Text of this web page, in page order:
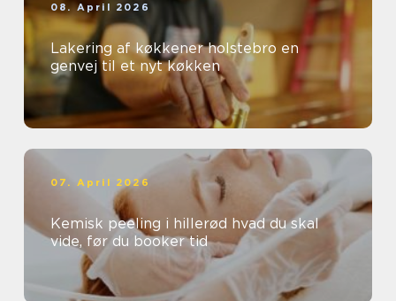
08. April 2026
Lakering af køkkener holstebro en
genvej til et nyt køkken
07. April 2026
Kemisk peeling i hillerød hvad du skal
vide, før du booker tid